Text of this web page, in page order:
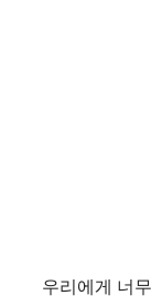
우리에게 너